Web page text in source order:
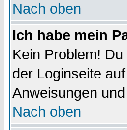
Nach oben
Ich habe mein
Kein Problem!
der Loginseite auf
Anweisungen
Nach oben